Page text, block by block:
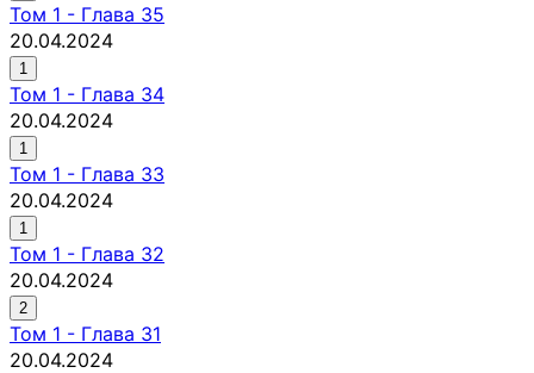
Том 1 - Глава 35
20.04.2024
1
Том 1 - Глава 34
20.04.2024
1
Том 1 - Глава 33
20.04.2024
1
Том 1 - Глава 32
20.04.2024
2
Том 1 - Глава 31
20.04.2024